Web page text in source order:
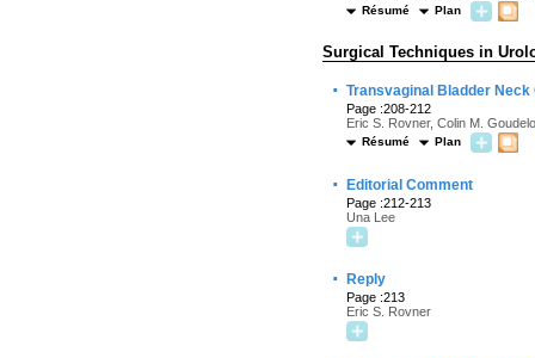
Résumé Plan
Surgical Techniques in
· Transvaginal Bladder
Page :208-212
Eric S. Rovner, Colin M.
Résumé Plan
· Editorial Comment
Page :212-213
Una Lee
· Reply
Page :213
Eric S. Rovner